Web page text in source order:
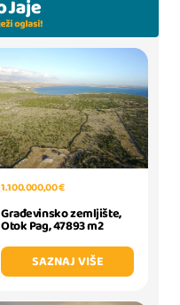
1.100.000,00 €
Građevinsko zemljište,
Otok Pag, 47893 m2
SAZNAJ VIŠE